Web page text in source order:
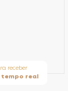
receber
tempo real